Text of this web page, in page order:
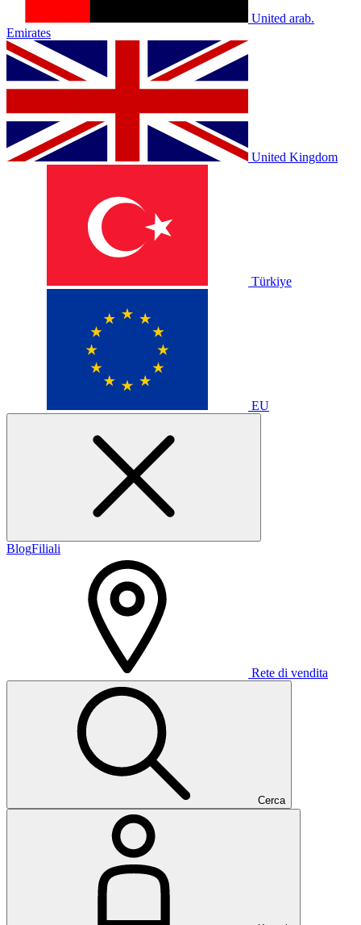
United arab.
Emirates
United Kingdom
Türkiye
EU
BlogFiliali
Rete di vendita
Cerca